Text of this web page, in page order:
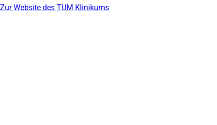
Zur Website des TUM Klinikums